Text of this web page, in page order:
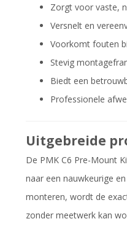
Zorgt voor vaste,
Versnelt en
Voorkomt fouten
Stevig
Biedt een
Professionele
Uitgebreide
De PMK C6 Pre-Mount
naar een nauwkeurige
monteren, wordt de
zonder meetwerk kan